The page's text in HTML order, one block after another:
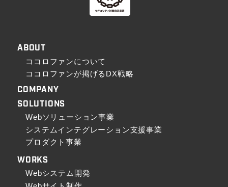
ABOUT
ココロファンについて
ココロファンが掲げるDX戦略
COMPANY
SOLUTIONS
Webソリューション事業
システムインテグレーション支援事業
プロダクト事業
WORKS
Webシステム開発